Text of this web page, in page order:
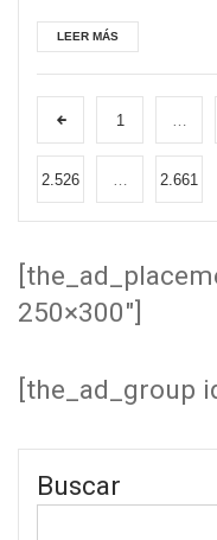
LEER MÁS
1
2.526 2.661
250×300″]
[the_ad_group
Buscar